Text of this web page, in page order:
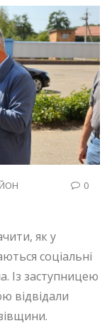
0
як у
соціальні
Із заступницею
відвідали